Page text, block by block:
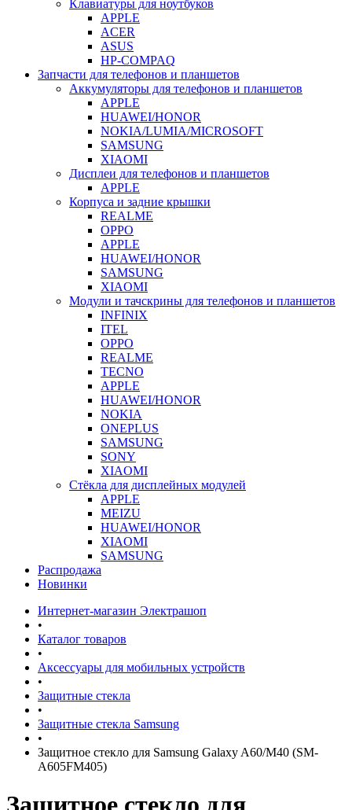
Клавиатуры для ноутбуков
APPLE
ACER
ASUS
HP-COMPAQ
Запчасти для телефонов и планшетов
Аккумуляторы для телефонов и планшетов
APPLE
HUAWEI/HONOR
NOKIA/LUMIA/MICROSOFT
SAMSUNG
XIAOMI
Дисплеи для телефонов и планшетов
APPLE
Корпуса и задние крышки
REALME
OPPO
APPLE
HUAWEI/HONOR
SAMSUNG
XIAOMI
Модули и тачскрины для телефонов и планшетов
INFINIX
ITEL
OPPO
REALME
TECNO
APPLE
HUAWEI/HONOR
NOKIA
ONEPLUS
SAMSUNG
SONY
XIAOMI
Стёкла для дисплейных модулей
APPLE
MEIZU
HUAWEI/HONOR
XIAOMI
SAMSUNG
Распродажа
Новинки
Интернет-магазин Электрашоп
•
Каталог товаров
•
Аксессуары для мобильных устройств
•
Защитные стекла
•
Защитные стекла Samsung
•
Защитное стекло для Samsung Galaxy A60/M40 (SM-
A605FM405)